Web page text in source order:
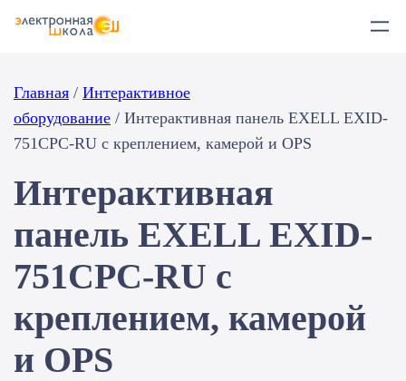
Главная / Интерактивное
оборудование / Интерактивная панель EXELL EXID-
751CPC-RU с креплением, камерой и OPS
Интерактивная
панель EXELL EXID-
751CPC-RU с
креплением, камерой
и OPS